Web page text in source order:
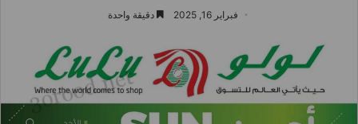
فبراير 16, 2025 دقيقة واحدة